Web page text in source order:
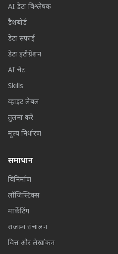
AI डेटा विश्लेषक
डैशबोर्ड
डेटा सफ़ाई
डेटा इंटीग्रेशन
AI चैट
Skills
व्हाइट लेबल
तुलना करें
मूल्य निर्धारण
समाधान
विनिर्माण
लॉजिस्टिक्स
मार्केटिंग
राजस्व संचालन
वित्त और लेखांकन